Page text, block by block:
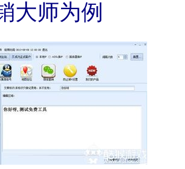
大师为例